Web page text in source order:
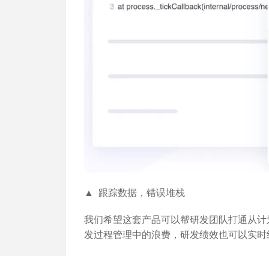
▲ 跟踪数据，错误堆栈
我们希望这套产品可以帮研发团队打通从
发过程管理中的浪费，研发绩效也可以实